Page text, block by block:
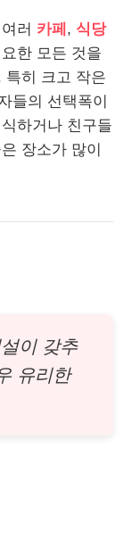
러 카페 , 식당
한 모든 것을
특히 크고 작은
들의 선택폭이
하거나 친구들
장소가 많이
이 갖추
유리한